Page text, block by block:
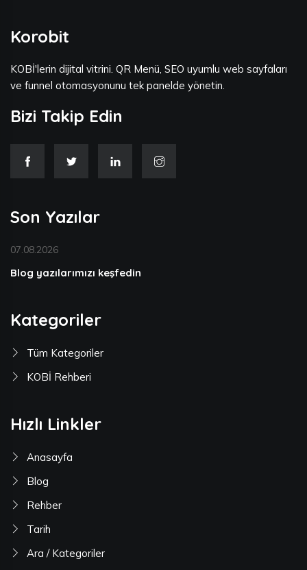
Korobit
KOBİ'lerin dijital vitrini. QR Menü, SEO uyumlu web sayfaları
ve funnel otomasyonunu tek panelde yönetin.
Bizi Takip Edin
Son Yazılar
07.08.2026
Blog yazılarımızı keşfedin
Kategoriler
Tüm Kategoriler
KOBİ Rehberi
Hızlı Linkler
Anasayfa
Blog
Rehber
Tarih
Ara / Kategoriler